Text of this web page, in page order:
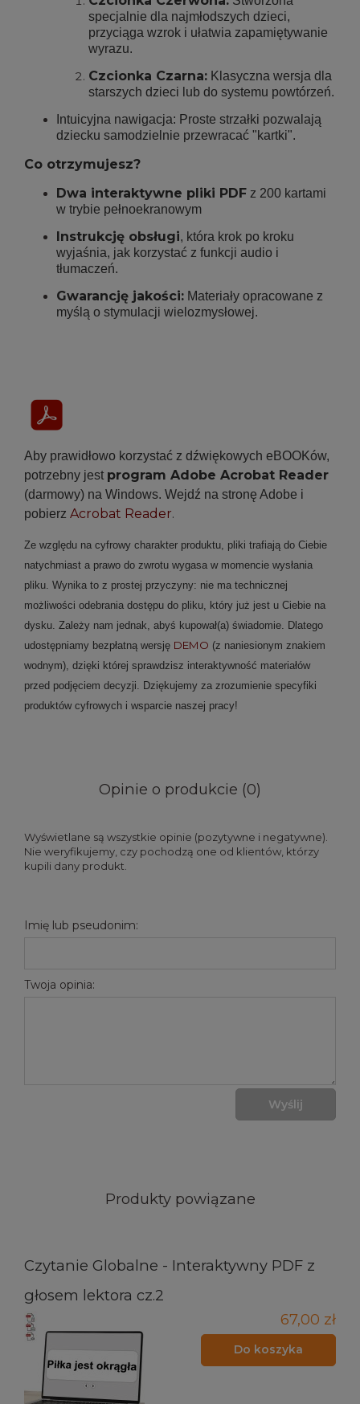
specjalnie dla najmłodszych dzieci,
przyciąga wzrok i ułatwia zapamiętywanie
wyrazu.
Czcionka Czarna: Klasyczna wersja dla
starszych dzieci lub do systemu powtórzeń.
Intuicyjna nawigacja: Proste strzałki pozwalają
dziecku samodzielnie przewracać "kartki".
Co otrzymujesz?
Dwa interaktywne pliki PDF z 200 kartami
w trybie pełnoekranowym
Instrukcję obsługi, która krok po kroku
wyjaśnia, jak korzystać z funkcji audio i
tłumaczeń.
Gwarancję jakości: Materiały opracowane z
myślą o stymulacji wielozmysłowej.
Aby prawidłowo korzystać z dźwiękowych eBOOKów,
potrzebny jest program Adobe Acrobat Reader
(darmowy) na Windows. Wejdź na stronę Adobe i
pobierz Acrobat Reader.
Ze względu na cyfrowy charakter produktu, pliki trafiają do Ciebie
natychmiast a prawo do zwrotu wygasa w momencie wysłania
pliku. Wynika to z prostej przyczyny: nie ma technicznej
możliwości odebrania dostępu do pliku, który już jest u Ciebie na
dysku. Zależy nam jednak, abyś kupował(a) świadomie. Dlatego
udostępniamy bezpłatną wersję DEMO (z naniesionym znakiem
wodnym), dzięki której sprawdzisz interaktywność materiałów
przed podjęciem decyzji. Dziękujemy za zrozumienie specyfiki
produktów cyfrowych i wsparcie naszej pracy!
Opinie o produkcie (0)
Wyświetlane są wszystkie opinie (pozytywne i negatywne).
Nie weryfikujemy, czy pochodzą one od klientów, którzy
kupili dany produkt.
Imię lub pseudonim:
Twoja opinia:
Wyślij
Produkty powiązane
Czytanie Globalne - Interaktywny PDF z
głosem lektora cz.2
67,00 zł
Do koszyka